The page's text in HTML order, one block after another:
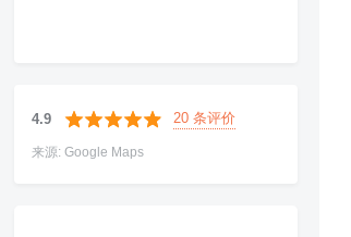
4.9 20 条评价
来源: Google Maps